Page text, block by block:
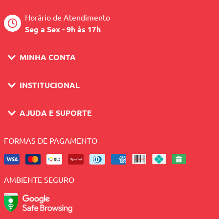
Horário de Atendimento
Seg a Sex - 9h às 17h
MINHA CONTA
INSTITUCIONAL
AJUDA E SUPORTE
FORMAS DE PAGAMENTO
AMBIENTE SEGURO